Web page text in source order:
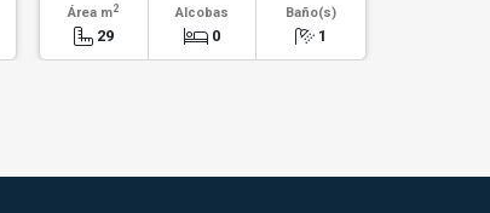
Área m2
29
Alcobas
0
Baño(s)
1